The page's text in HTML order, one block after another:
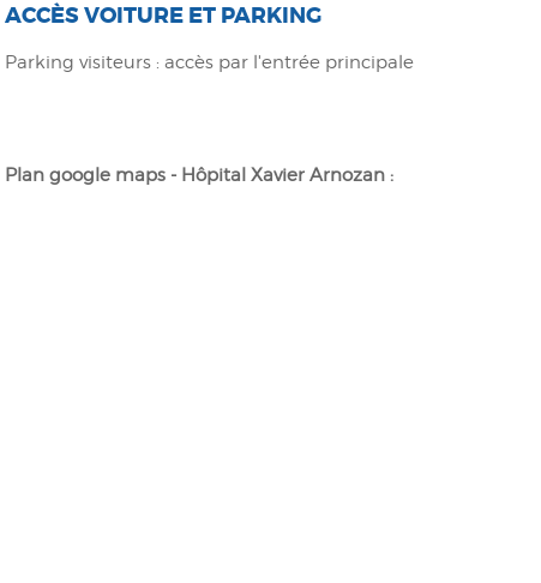
ACCÈS VOITURE ET PARKING
Parking visiteurs : accès par l'entrée principale
Plan google maps - Hôpital Xavier Arnozan :